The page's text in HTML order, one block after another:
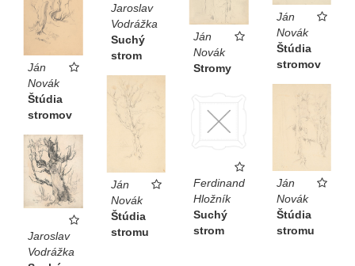
Jaroslav
Vodrážka
Suchý
strom
Ján
Novák
Stromy
Ján
Novák
Štúdia
stromov
Ján
Novák
Štúdia
stromov
Ján
Novák
Štúdia
stromu
Ján
Novák
Štúdia
stromu
Ferdinand
Hložník
Suchý
strom
Jaroslav
Vodrážka